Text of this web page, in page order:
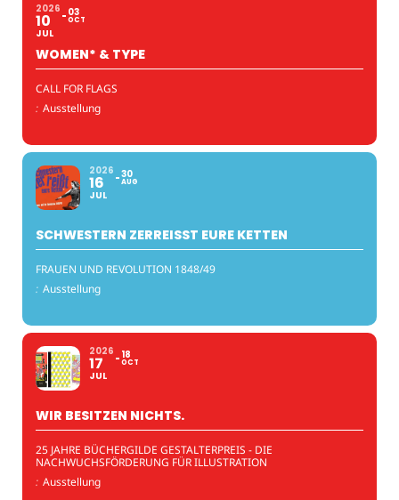
2026
10
JUL
03
OCT
WOMEN* & TYPE
CALL FOR FLAGS
: Ausstellung
2026
16
JUL
30
AUG
SCHWESTERN ZERREISST EURE KETTEN
FRAUEN UND REVOLUTION 1848/49
: Ausstellung
2026
17
JUL
18
OCT
WIR BESITZEN NICHTS.
25 JAHRE BÜCHERGILDE GESTALTERPREIS - DIE
NACHWUCHSFÖRDERUNG FÜR ILLUSTRATION
: Ausstellung